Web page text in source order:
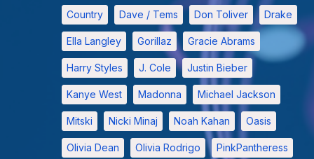
Country Dave / Tems Don Toliver Drake
Ella Langley Gorillaz Gracie Abrams
Harry Styles J. Cole Justin Bieber
Kanye West Madonna Michael Jackson
Mitski Nicki Minaj Noah Kahan Oasis
Olivia Dean Olivia Rodrigo PinkPantheress